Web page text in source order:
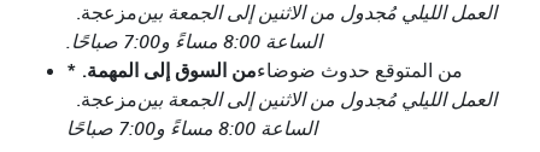
مزعجة.العمل الليلي مُجدول من الاثنين إلى الجمعة بين
الساعة 8:00 مساءً و7:00 صباحًا.
من السوق إلى المهمة. *من المتوقع حدوث ضوضاء
مزعجة.العمل الليلي مُجدول من الاثنين إلى الجمعة بين
الساعة 8:00 مساءً و7:00 صباحًا